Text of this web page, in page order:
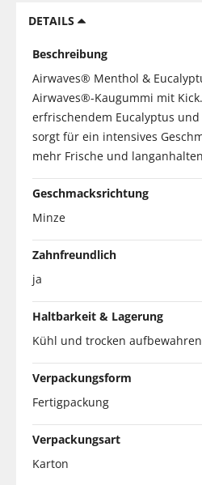
DETAILS
Beschreibung
Airwaves® Menthol &
Airwaves®-Kaugummi mit
erfrischendem Eucalyptus
sorgt für ein intensives
mehr Frische und
Geschmacksrichtung
Minze
Zahnfreundlich
ja
Haltbarkeit & Lagerung
Kühl und trocken
Verpackungsform
Fertigpackung
Verpackungsart
Karton